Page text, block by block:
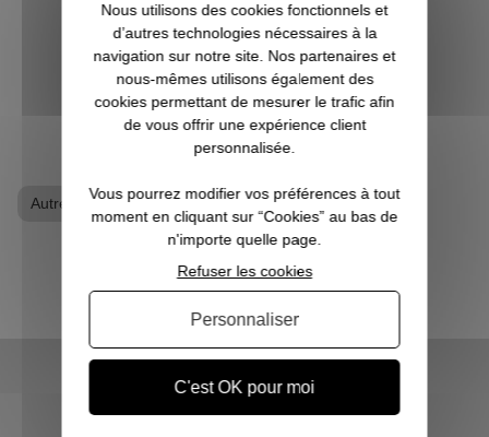
véritable passion ? Alors vous êtes, ici, sur
Pause Canap, à l’endro...
VOIR L'ARTICLE
Autres Jeux Video Tapis geek
Nous utilisons des cookies fonctionnels et
d’autres technologies nécessaires à la
navigation sur notre site. Nos partenaires et
nous-mêmes utilisons également des
cookies permettant de mesurer le trafic afin
de vous offrir une expérience client
personnalisée.
Vous pourrez modifier vos préférences à tout
moment en cliquant sur “Cookies” au bas de
n'importe quelle page.
C'est OK pour moi
Refuser les cookies
Personnaliser